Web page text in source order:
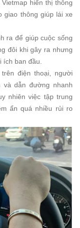
hiển thị thông
giao thông giúp lái xe
ra để giúp cuộc sống
đôi khi gây ra nhưng
ban đầu.
điện thoại, người
dẫn đường nhanh
nhiên việc tập trung
ẩn quá nhiều rủi ro